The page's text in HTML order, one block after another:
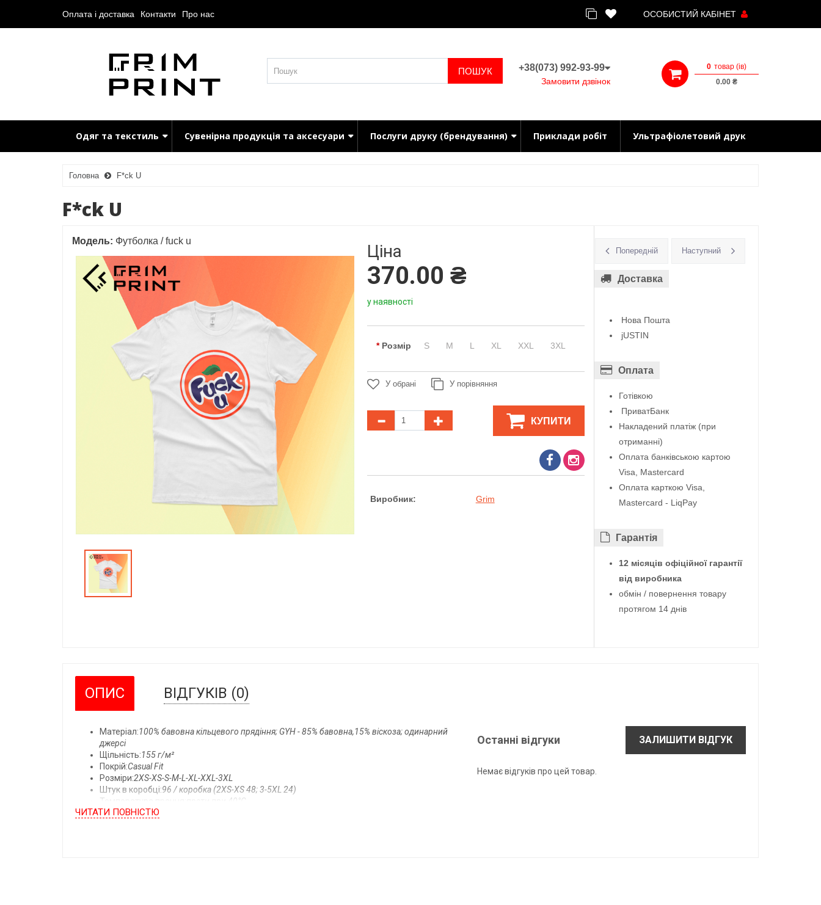
Оплата і доставка Контакти Про нас ОСОБИСТИЙ КАБІНЕТ
ПОШУК +38(073) 992-93-99
Замовити дзвінок
0 товар (iв)
0.00 ₴
Одяг та текстиль Сувенірна продукція та аксесуари Послуги друку (брендування) Приклади робіт Ультрафіолетовий друк
Головна F*ck U
F*ck U
Модель: Футболка / fuck u
Ціна
370.00 ₴
у наявності
Розмір S M L XL XXL 3XL
У обрані У порівняння
КУПИТИ
Виробник: Grim
Попередній Наступний
Доставка
Нова Пошта
jUSTIN
Оплата
Готівкою
ПриватБанк
Накладений платіж (при
отриманні)
Оплата банківською картою
Visa, Mastercard
Оплата карткою Visa,
Mastercard - LiqPay
Гарантiя
12 місяців офіційної гарантії
від виробника
обмін / повернення товару
протягом 14 днів
ОПИС ВІДГУКІВ (0)
Матеріал:100% бавовна кільцевого прядіння; GYH - 85% бавовна,15% віскоза; одинарний
джерсі
Щільність:155 г/м²
Покрій:Casual Fit
Розміри:2XS-XS-S-M-L-XL-XXL-3XL
Штук в коробці:96 / коробка (2XS-XS 48; 3-5XL 24)
Температура прання:
прати при 40°C
Детальний опис:
ЧИТАТИ ПОВНIСТЮ
Останні відгуки ЗАЛИШИТИ ВІДГУК
Немає відгуків про цей товар.